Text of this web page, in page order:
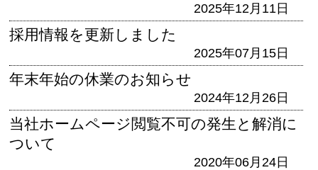
2025年12月11日
採用情報を更新しました
2025年07月15日
年末年始の休業のお知らせ
2024年12月26日
当社ホームページ閲覧不可の発生と解消に
ついて
2020年06月24日